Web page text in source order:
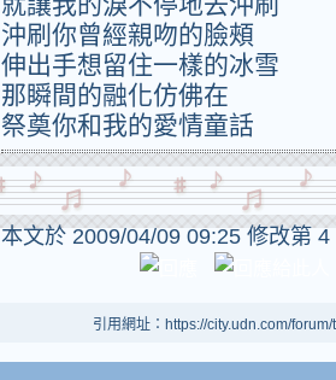
沖刷你曾經親吻的臉頰
伸出手想留住一樣的冰雪
那瞬間的融化仿佛在
祭奠你和我的愛情童話
本文於 2009/04/09 09:25 修改第 4
引用網址：https://city.udn.com/